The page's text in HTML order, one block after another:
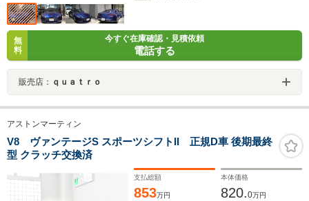
無
料
今すぐ在庫確認・見積依頼
電話する
販売店： ｑｕａｔｒｏ
アストンマーティン
V8 ヴァンテージS スポーツシフトII 正規D車 後期最終
型 クラッチ交換済
支払総額
853万円
本体価格
820.0万円